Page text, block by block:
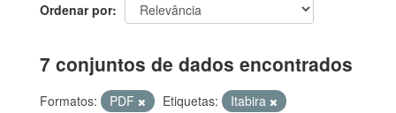
Ordenar por
7 conjuntos de dados encontrados
Formatos: PDF Etiquetas:
Itabira